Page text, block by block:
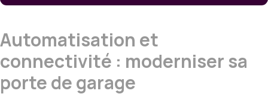
Automatisation et
connectivité : moderniser sa
porte de garage